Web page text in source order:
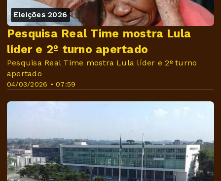
Eleições 2026
04/03/2026 • 07:59
Pesquisa Real Time mostra Lula
líder e 2º turno apertado
Pesquisa Real Time mostra Lula líder e 2º turno
apertado